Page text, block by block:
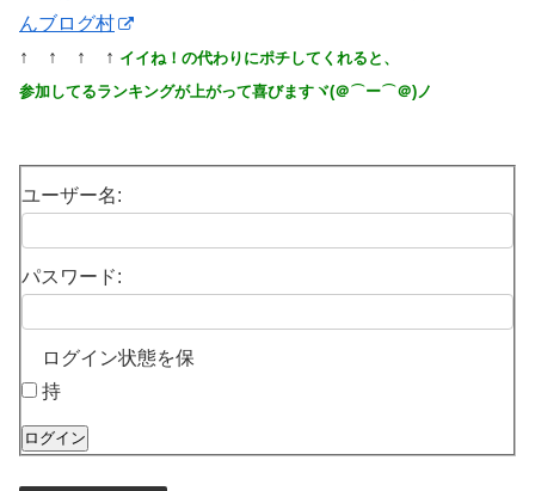
んブログ村
↑ ↑ ↑ ↑ イイね！の代わりにポチしてくれると、
参加してるランキングが上がって喜びますヾ(＠⌒ー⌒＠)ノ
ユーザー名:
パスワード:
ログイン状態を保
持
ログイン